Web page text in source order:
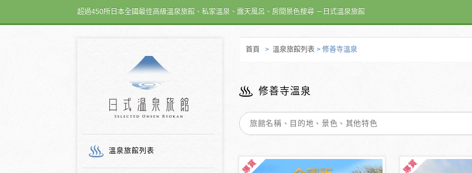
超過450所日本全國最佳高級溫泉旅館、私家溫泉、露天風呂、房間景色搜尋 －日式溫泉旅館
溫泉旅館列表
首頁 > 溫泉旅館列表 > 修善寺溫泉
修善寺溫泉